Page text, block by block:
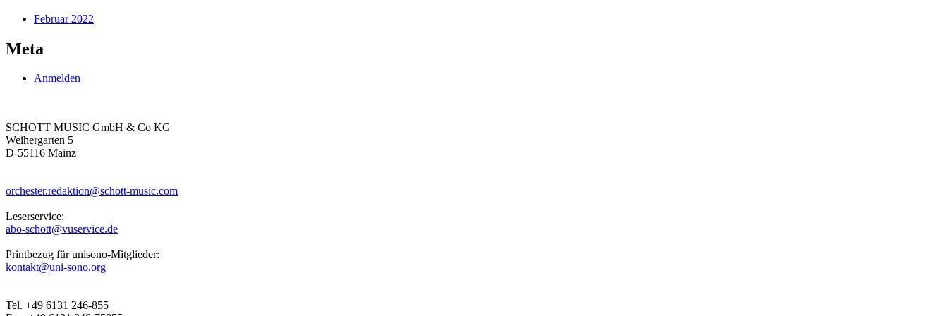
Februar 2022
Meta
Anmelden
SCHOTT MUSIC GmbH & Co KG
Weihergarten 5
D-55116 Mainz
orchester.redaktion@schott-music.com
Leserservice:
abo-schott@vuservice.de
Printbezug für unisono-Mitglieder:
kontakt@uni-sono.org
Tel. +49 6131 246-855